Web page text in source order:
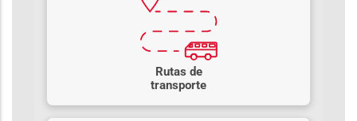
Rutas de
transporte